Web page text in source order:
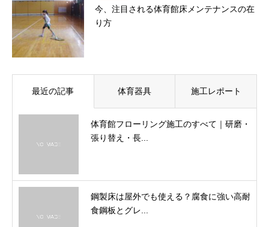
今、注目される体育館床メンテナンスの在
り方
最近の記事 体育器具 施工レポート
体育館フローリング施工のすべて｜研磨・
張り替え・長...
鋼製床は屋外でも使える？腐食に強い高耐
食鋼板とグレ...